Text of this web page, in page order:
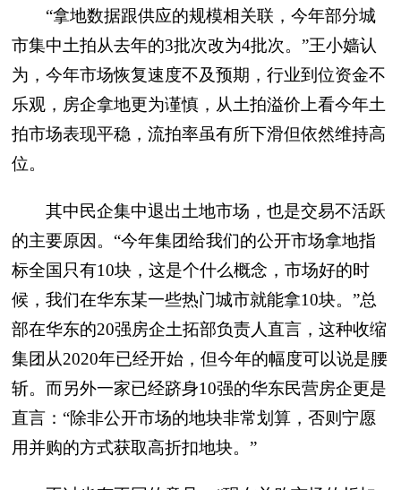
“拿地数据跟供应的规模相关联，今年部分城
市集中土拍从去年的3批次改为4批次。”王小嫱认
为，今年市场恢复速度不及预期，行业到位资金不
乐观，房企拿地更为谨慎，从土拍溢价上看今年土
拍市场表现平稳，流拍率虽有所下滑但依然维持高
位。
其中民企集中退出土地市场，也是交易不活跃
的主要原因。“今年集团给我们的公开市场拿地指
标全国只有10块，这是个什么概念，市场好的时
候，我们在华东某一些热门城市就能拿10块。”总
部在华东的20强房企土拓部负责人直言，这种收缩
集团从2020年已经开始，但今年的幅度可以说是腰
斩。而另外一家已经跻身10强的华东民营房企更是
直言：“除非公开市场的地块非常划算，否则宁愿
用并购的方式获取高折扣地块。”